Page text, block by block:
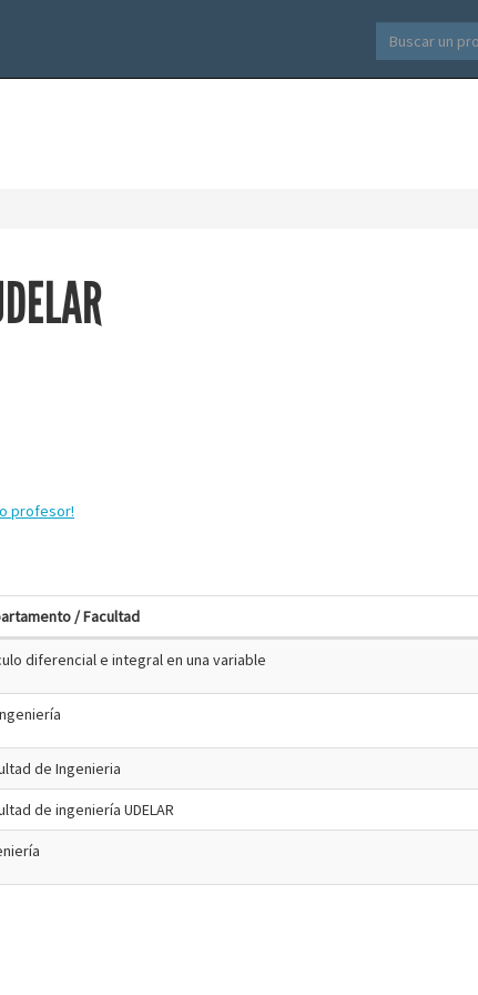
profesor!
/ Facultad
diferencial e integral en una variable
de Ingenieria
de ingeniería UDELAR